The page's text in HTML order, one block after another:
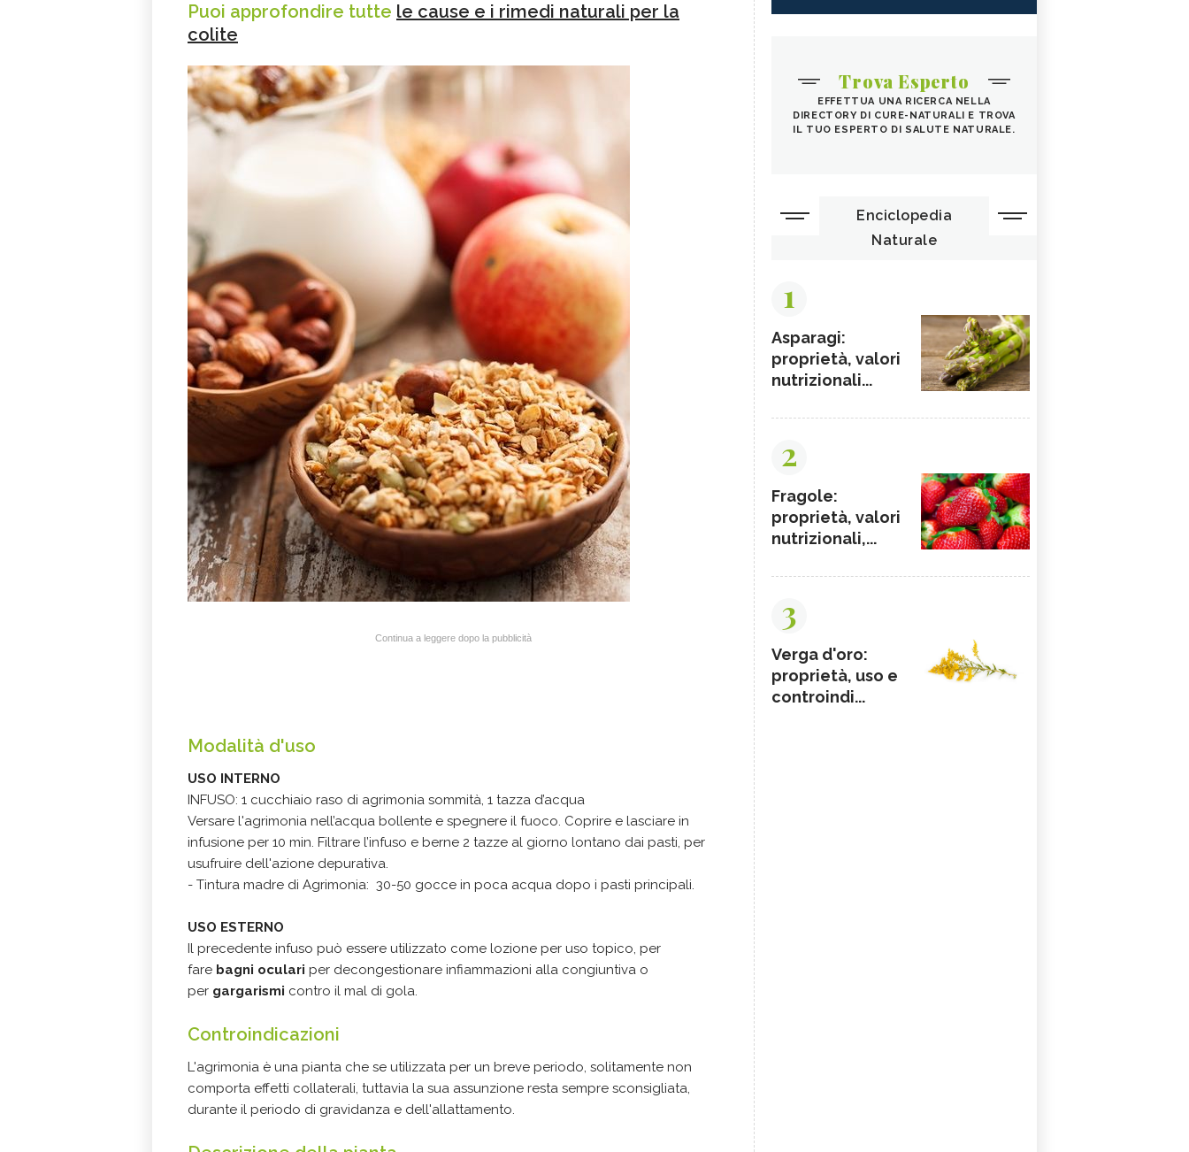
Puoi approfondire tutte le cause e i rimedi naturali per la
colite
Continua a leggere dopo la pubblicità
Modalità d'uso
USO INTERNO
INFUSO: 1 cucchiaio raso di agrimonia sommità, 1 tazza d’acqua
Versare l'agrimonia nell’acqua bollente e spegnere il fuoco. Coprire e lasciare in
infusione per 10 min. Filtrare l’infuso e berne 2 tazze al giorno lontano dai pasti, per
usufruire dell'azione depurativa.
- Tintura madre di Agrimonia: 30-50 gocce in poca acqua dopo i pasti principali.
USO ESTERNO
Il precedente infuso può essere utilizzato come lozione per uso topico, per
fare bagni oculari per decongestionare infiammazioni alla congiuntiva o
per gargarismi contro il mal di gola.
Controindicazioni
L'agrimonia è una pianta che se utilizzata per un breve periodo, solitamente non
comporta effetti collaterali, tuttavia la sua assunzione resta sempre sconsigliata,
durante il periodo di gravidanza e dell'allattamento.
Trova Esperto
EFFETTUA UNA RICERCA NELLA
DIRECTORY DI CURE-NATURALI E TROVA
IL TUO ESPERTO DI SALUTE NATURALE.
Enciclopedia
Naturale
1
Asparagi:
proprietà, valori
nutrizionali...
2
Fragole:
proprietà, valori
nutrizionali,...
3
Verga d'oro:
proprietà, uso e
controindi...